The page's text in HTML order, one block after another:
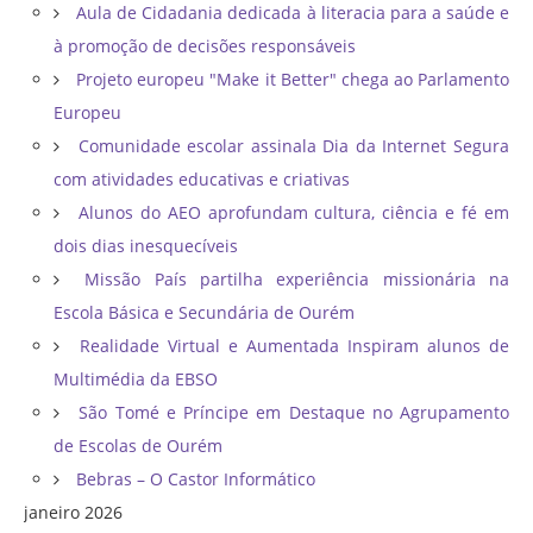
Aula de Cidadania dedicada à literacia para a saúde e
à promoção de decisões responsáveis
Projeto europeu "Make it Better" chega ao Parlamento
Europeu
Comunidade escolar assinala Dia da Internet Segura
com atividades educativas e criativas
Alunos do AEO aprofundam cultura, ciência e fé em
dois dias inesquecíveis
Missão País partilha experiência missionária na
Escola Básica e Secundária de Ourém
Realidade Virtual e Aumentada Inspiram alunos de
Multimédia da EBSO
São Tomé e Príncipe em Destaque no Agrupamento
de Escolas de Ourém
Bebras – O Castor Informático
janeiro 2026